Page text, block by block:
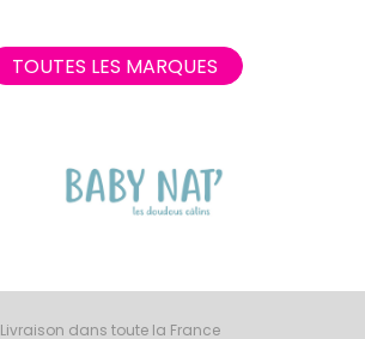
TOUTES LES MARQUES
Livraison dans toute la France